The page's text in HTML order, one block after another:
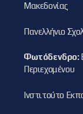
Μακεδονίας
Πανελλήνιο
Φωτόδενδρο:
Περιεχομένου
Ινστιτούτο